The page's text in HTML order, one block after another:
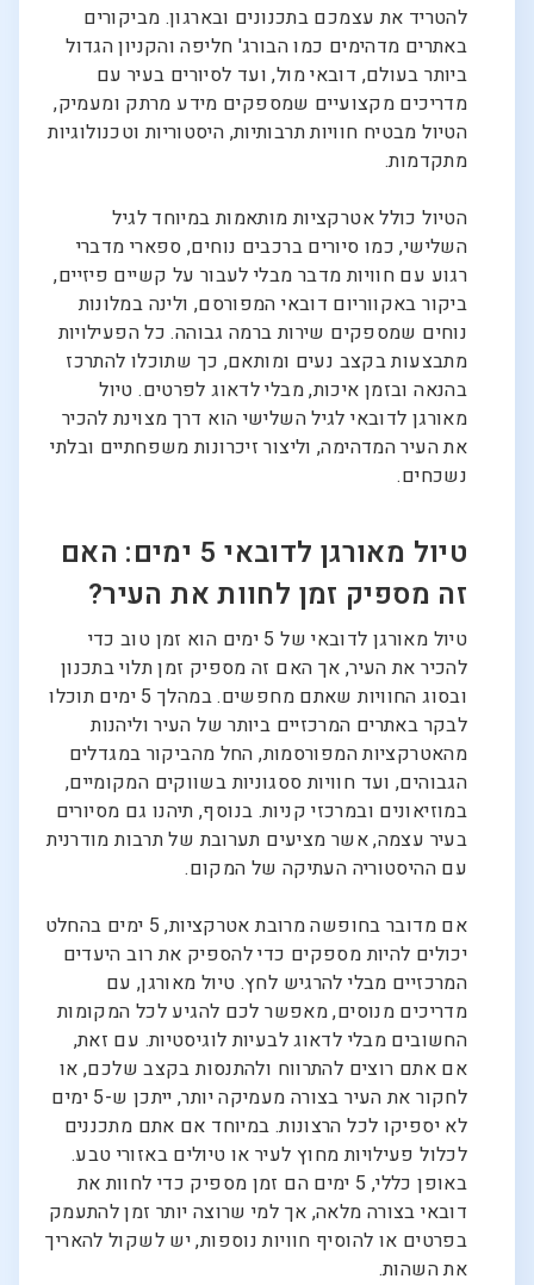
להטריד את עצמכם בתכנונים ובארגון. מביקורים
באתרים מדהימים כמו הבורג' חליפה והקניון הגדול
ביותר בעולם, דובאי מול, ועד לסיורים בעיר עם
מדריכים מקצועיים שמספקים מידע מרתק ומעמיק,
הטיול מבטיח חוויות תרבותיות, היסטוריות וטכנולוגיות
מתקדמות.
הטיול כולל אטרקציות מותאמות במיוחד לגיל
השלישי, כמו סיורים ברכבים נוחים, ספארי מדברי
רגוע עם חוויות מדבר מבלי לעבור על קשיים פיזיים,
ביקור באקווריום דובאי המפורסם, ולינה במלונות
נוחים שמספקים שירות ברמה גבוהה. כל הפעילויות
מתבצעות בקצב נעים ומותאם, כך שתוכלו להתרכז
בהנאה ובזמן איכות, מבלי לדאוג לפרטים. טיול
מאורגן לדובאי לגיל השלישי הוא דרך מצוינת להכיר
את העיר המדהימה, וליצור זיכרונות משפחתיים ובלתי
נשכחים.
טיול מאורגן לדובאי 5 ימים: האם
זה מספיק זמן לחוות את העיר?
טיול מאורגן לדובאי של 5 ימים הוא זמן טוב כדי
להכיר את העיר, אך האם זה מספיק זמן תלוי בתכנון
ובסוג החוויות שאתם מחפשים. במהלך 5 ימים תוכלו
לבקר באתרים המרכזיים ביותר של העיר וליהנות
מהאטרקציות המפורסמות, החל מהביקור במגדלים
הגבוהים, ועד חוויות ססגוניות בשווקים המקומיים,
במוזיאונים ובמרכזי קניות. בנוסף, תיהנו גם מסיורים
בעיר עצמה, אשר מציעים תערובת של תרבות מודרנית
עם ההיסטוריה העתיקה של המקום.
אם מדובר בחופשה מרובת אטרקציות, 5 ימים בהחלט
יכולים להיות מספקים כדי להספיק את רוב היעדים
המרכזיים מבלי להרגיש לחץ. טיול מאורגן, עם
מדריכים מנוסים, מאפשר לכם להגיע לכל המקומות
החשובים מבלי לדאוג לבעיות לוגיסטיות. עם זאת,
אם אתם רוצים להתרווח ולהתנסות בקצב שלכם, או
לחקור את העיר בצורה מעמיקה יותר, ייתכן ש-5 ימים
לא יספיקו לכל הרצונות. במיוחד אם אתם מתכננים
לכלול פעילויות מחוץ לעיר או טיולים באזורי טבע.
באופן כללי, 5 ימים הם זמן מספיק כדי לחוות את
דובאי בצורה מלאה, אך למי שרוצה יותר זמן להתעמק
בפרטים או להוסיף חוויות נוספות, יש לשקול להאריך
את השהות.